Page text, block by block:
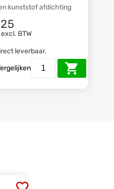
kunststof afdichting
excl. BTW
leverbaar.